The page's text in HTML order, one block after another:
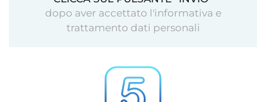
dopo aver accettato l'informativa e
trattamento dati personali